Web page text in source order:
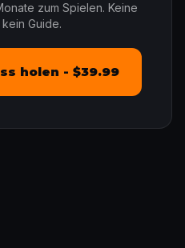
zum Spielen. Keine
Guide.
holen - $39.99